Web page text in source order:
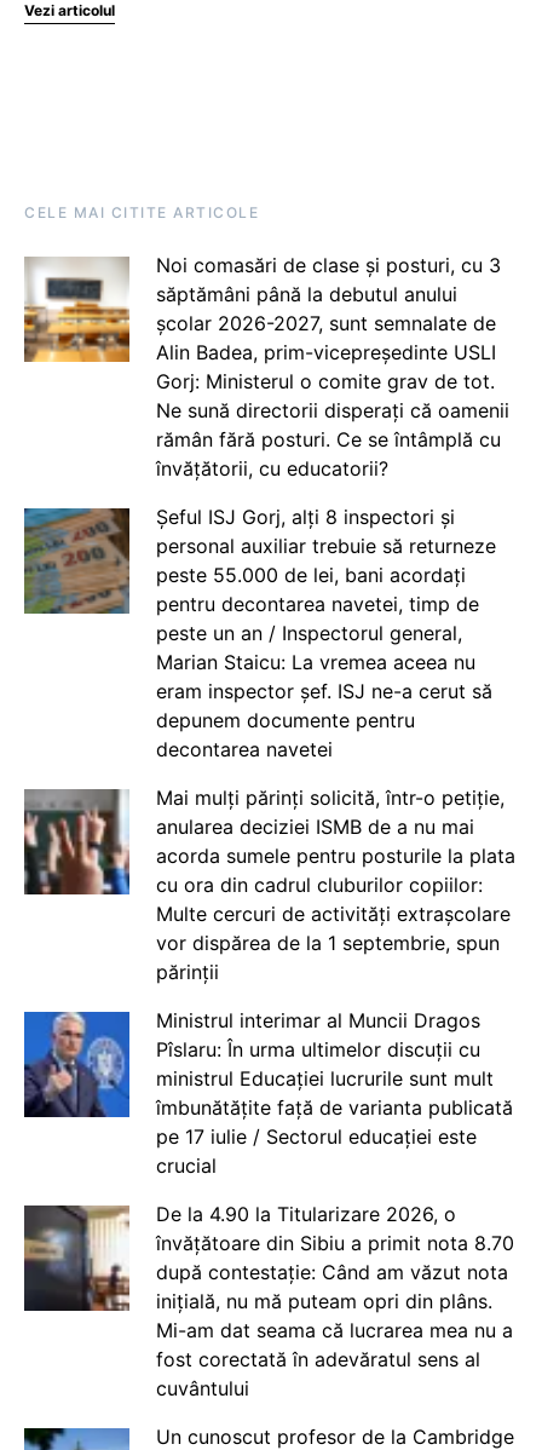
Vezi articolul
CELE MAI CITITE ARTICOLE
Noi comasări de clase și posturi, cu 3
săptămâni până la debutul anului
școlar 2026-2027, sunt semnalate de
Alin Badea, prim-vicepreședinte USLI
Gorj: Ministerul o comite grav de tot.
Ne sună directorii disperați că oamenii
rămân fără posturi. Ce se întâmplă cu
învățătorii, cu educatorii?
Șeful ISJ Gorj, alți 8 inspectori și
personal auxiliar trebuie să returneze
peste 55.000 de lei, bani acordați
pentru decontarea navetei, timp de
peste un an / Inspectorul general,
Marian Staicu: La vremea aceea nu
eram inspector șef. ISJ ne-a cerut să
depunem documente pentru
decontarea navetei
Mai mulți părinți solicită, într-o petiție,
anularea deciziei ISMB de a nu mai
acorda sumele pentru posturile la plata
cu ora din cadrul cluburilor copiilor:
Multe cercuri de activități extrașcolare
vor dispărea de la 1 septembrie, spun
părinții
Ministrul interimar al Muncii Dragos
Pîslaru: În urma ultimelor discuții cu
ministrul Educației lucrurile sunt mult
îmbunătățite față de varianta publicată
pe 17 iulie / Sectorul educației este
crucial
De la 4.90 la Titularizare 2026, o
învățătoare din Sibiu a primit nota 8.70
după contestație: Când am văzut nota
inițială, nu mă puteam opri din plâns.
Mi-am dat seama că lucrarea mea nu a
fost corectată în adevăratul sens al
cuvântului
Un cunoscut profesor de la Cambridge